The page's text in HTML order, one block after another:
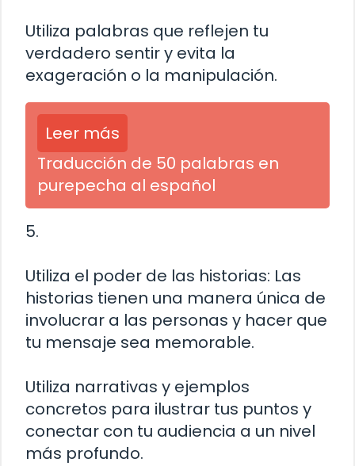
Utiliza palabras que reflejen tu
verdadero sentir y evita la
exageración o la manipulación.
Leer más
Traducción de 50 palabras en
purepecha al español
5.
Utiliza el poder de las historias: Las
historias tienen una manera única de
involucrar a las personas y hacer que
tu mensaje sea memorable.
Utiliza narrativas y ejemplos
concretos para ilustrar tus puntos y
conectar con tu audiencia a un nivel
más profundo.